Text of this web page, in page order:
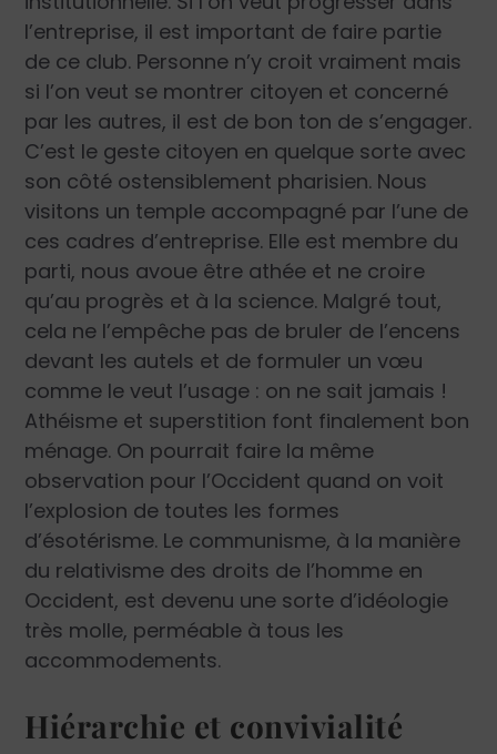
l’entreprise, il est important de faire partie
de ce club. Personne n’y croit vraiment mais
si l’on veut se montrer citoyen et concerné
par les autres, il est de bon ton de s’engager.
C’est le geste citoyen en quelque sorte avec
son côté ostensiblement pharisien. Nous
visitons un temple accompagné par l’une de
ces cadres d’entreprise. Elle est membre du
parti, nous avoue être athée et ne croire
qu’au progrès et à la science. Malgré tout,
cela ne l’empêche pas de bruler de l’encens
devant les autels et de formuler un vœu
comme le veut l’usage : on ne sait jamais !
Athéisme et superstition font finalement bon
ménage. On pourrait faire la même
observation pour l’Occident quand on voit
l’explosion de toutes les formes
d’ésotérisme. Le communisme, à la manière
du relativisme des droits de l’homme en
Occident, est devenu une sorte d’idéologie
très molle, perméable à tous les
accommodements.
Hiérarchie et convivialité